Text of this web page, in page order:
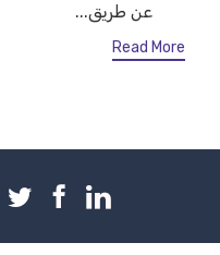
عن طريق...
Read More